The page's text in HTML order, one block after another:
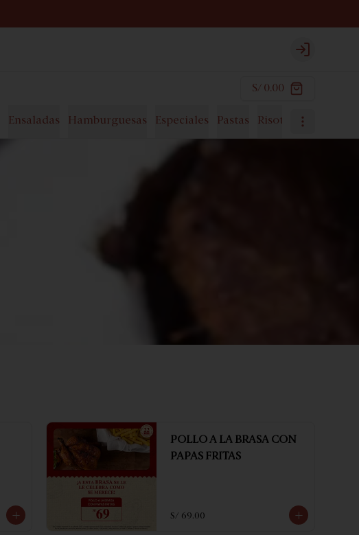
Login
S/ 0.00
Ensaladas Hamburguesas Especiales Pastas Risottos
POLLO A LA BRASA CON
PAPAS FRITAS
S/ 69.00